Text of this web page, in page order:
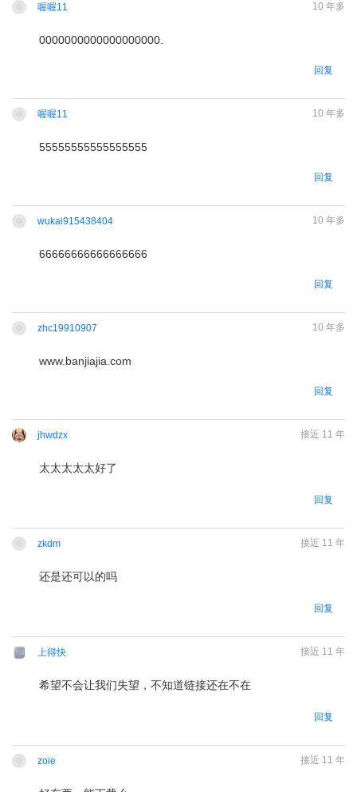
喔喔11 10 年多
0000000000000000000.
回复
喔喔11 10 年多
55555555555555555
回复
wukai915438404 10 年多
66666666666666666
回复
zhc19910907 10 年多
www.banjiajia.com
回复
jhwdzx 接近 11 年
太太太太太好了
回复
zkdm 接近 11 年
还是还可以的吗
回复
上得快 接近 11 年
希望不会让我们失望，不知道链接还在不在
回复
zoie 接近 11 年